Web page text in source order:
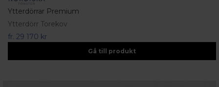
Ytterdörrar Premium
Ytterdörr Torekov
fr. 29 170 kr
Gå till produkt